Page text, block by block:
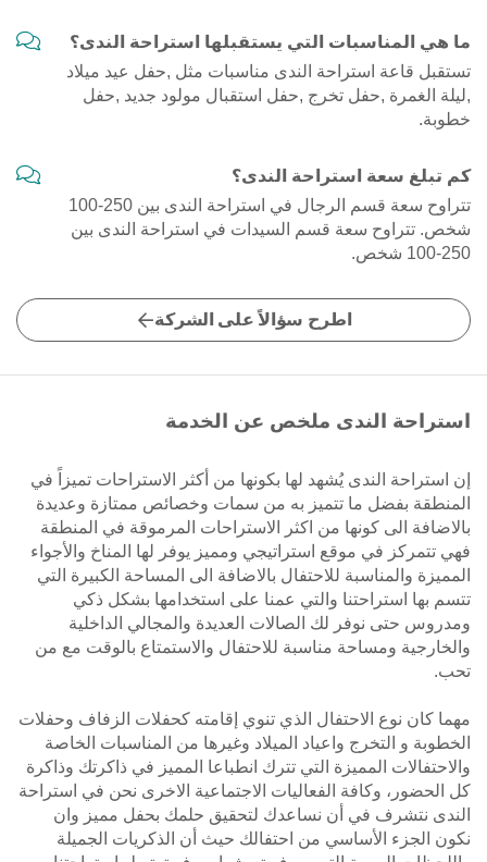
ما هي المناسبات التي يستقبلها استراحة الندى؟
تستقبل قاعة استراحة الندى مناسبات مثل ,حفل عيد ميلاد
,ليلة الغمرة ,حفل تخرج ,حفل استقبال مولود جديد ,حفل
خطوبة.
كم تبلغ سعة استراحة الندى؟
تتراوح سعة قسم الرجال في استراحة الندى بين 250-100
شخص. تتراوح سعة قسم السيدات في استراحة الندى بين
250-100 شخص.
اطرح سؤالاً على الشركة
استراحة الندى ملخص عن الخدمة
إن استراحة الندى يُشهد لها بكونها من أكثر الاستراحات تميزاً في
المنطقة بفضل ما تتميز به من سمات وخصائص ممتازة وعديدة
بالاضافة الى كونها من اكثر الاستراحات المرموقة في المنطقة
فهي تتمركز في موقع استراتيجي ومميز يوفر لها المناخ والأجواء
المميزة والمناسبة للاحتفال بالاضافة الى المساحة الكبيرة التي
تتسم بها استراحتنا والتي عمنا على استخدامها بشكل ذكي
ومدروس حتى نوفر لك الصالات العديدة والمجالي الداخلية
والخارجية ومساحة مناسبة للاحتفال والاستمتاع بالوقت مع من
تحب.
مهما كان نوع الاحتفال الذي تنوي إقامته كحفلات الزفاف وحفلات
الخطوبة و التخرج واعياد الميلاد وغيرها من المناسبات الخاصة
والاحتفالات المميزة التي تترك انطباعا المميز في ذاكرتك وذاكرة
كل الحضور، وكافة الفعاليات الاجتماعية الاخرى نحن في استراحة
الندى نتشرف في أن نساعدك لتحقيق حلمك بحفل مميز وان
نكون الجزء الأساسي من احتفالك حيث أن الذكريات الجميلة